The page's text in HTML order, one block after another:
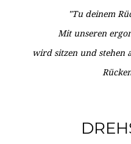
"Tu deinem
Mit unseren
wird sitzen und stehen